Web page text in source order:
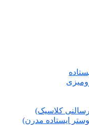
کلاسیک)
ایستاده مدرن)